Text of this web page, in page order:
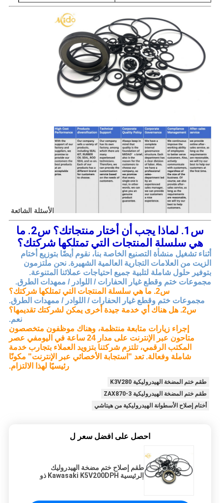
الأسئلة الشائعة
س1. لماذا يجب أن أختار منتجاتك؟ س2. ما
هي سلسلة المنتجات التي تمتلكها شركتك؟
أثناء تشغيل منشأة التصنيع الخاصة بنا، نقوم أيضًا بتوزيع أختام
الزيت من العلامات التجارية العالمية الشهيرة. نحن ملتزمون
بتوفير حلول شاملة لتلبية جميع احتياجات عملائنا المتنوعة.
مجموعات ختم وقطع غيار الحفارات / اللوادر / ممهدات الطرق.
س2. ما هي سلسلة المنتجات التي تمتلكها شركتك؟
مجموعات ختم وقطع غيار الحفارات / اللوادر / ممهدات الطرق.
س2. هل هناك أي خدمة جيدة أخرى يمكن لشركتك تقديمها؟
نعم.
إجراء زيارات متابعة منتظمة، وهناك موظفون متخصصون
متاحون عبر الإنترنت على مدار 24 ساعة في اليوم
في عصر
المكتب الرقمي، تلتزم شركتنا بتزويد العملاء بتجارب خدمة
شاملة وفعالة. تعد "استجابة الأخصائي عبر الإنترنت" مكونًا
رئيسيًا لهذا الالتزام.
طقم ختم المضخة الهيدروليكية K3V280
طقم ختم المضخة الهيدروليكية ZAX870-3
أختام إصلاح الأسطوانة الهيدروليكية من هيتاشي
احصل على افضل سعر ل
طقم إصلاح ختم مضخة الهيدروليك
الرئيسية Kawasaki K5V200DPH ذو